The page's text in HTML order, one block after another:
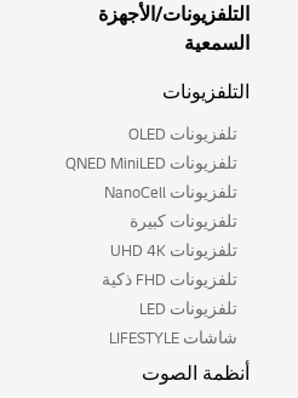
التلفزيونات/الأجهزة
السمعية
التلفزيونات
تلفزيونات OLED
تلفزيونات QNED MiniLED
تلفزيونات NanoCell
تلفزيونات كبيرة
تلفزيونات UHD 4K
تلفزيونات FHD ذكية
تلفزيونات LED
شاشات LIFESTYLE
أنظمة الصوت